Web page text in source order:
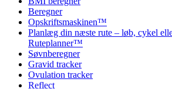
Beregner
Opskriftsmaskinen™
Planlæg din næste rute – løb, cykel
Ruteplanner™
Søvnberegner
Gravid tracker
Ovulation tracker
Reflect